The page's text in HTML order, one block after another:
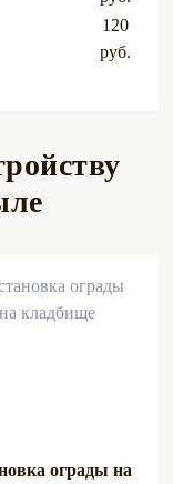
120
руб.
ограды на